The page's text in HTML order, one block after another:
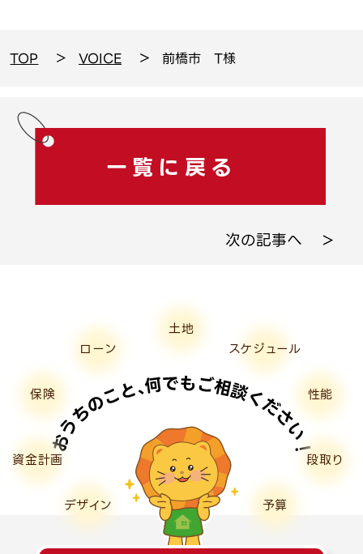
TOP VOICE 前橋市 T様
一覧に戻る
次の記事へ
土地
ローン
保険
資金計画
デザイン 予算
段取り
性能
スケジュール